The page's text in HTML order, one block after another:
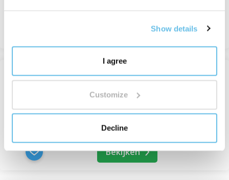
Show details
I agree
Customize
Decline
Koffie
Op voorraad
636 Kč
Bekijken